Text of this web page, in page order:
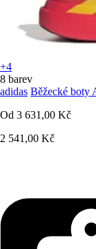
+4
8 barev
adidas Běžecké boty
Od 3 631,00 Kč
2 541,00 Kč